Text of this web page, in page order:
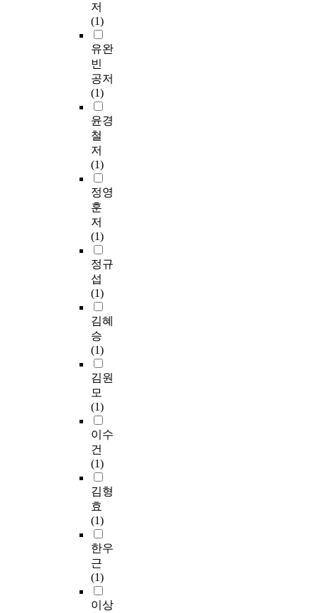
저
(1)
유완
빈
공저
(1)
윤경
철
저
(1)
정영
훈
저
(1)
정규
섭
(1)
김혜
승
(1)
김원
모
(1)
이수
건
(1)
김형
효
(1)
한우
근
(1)
이상